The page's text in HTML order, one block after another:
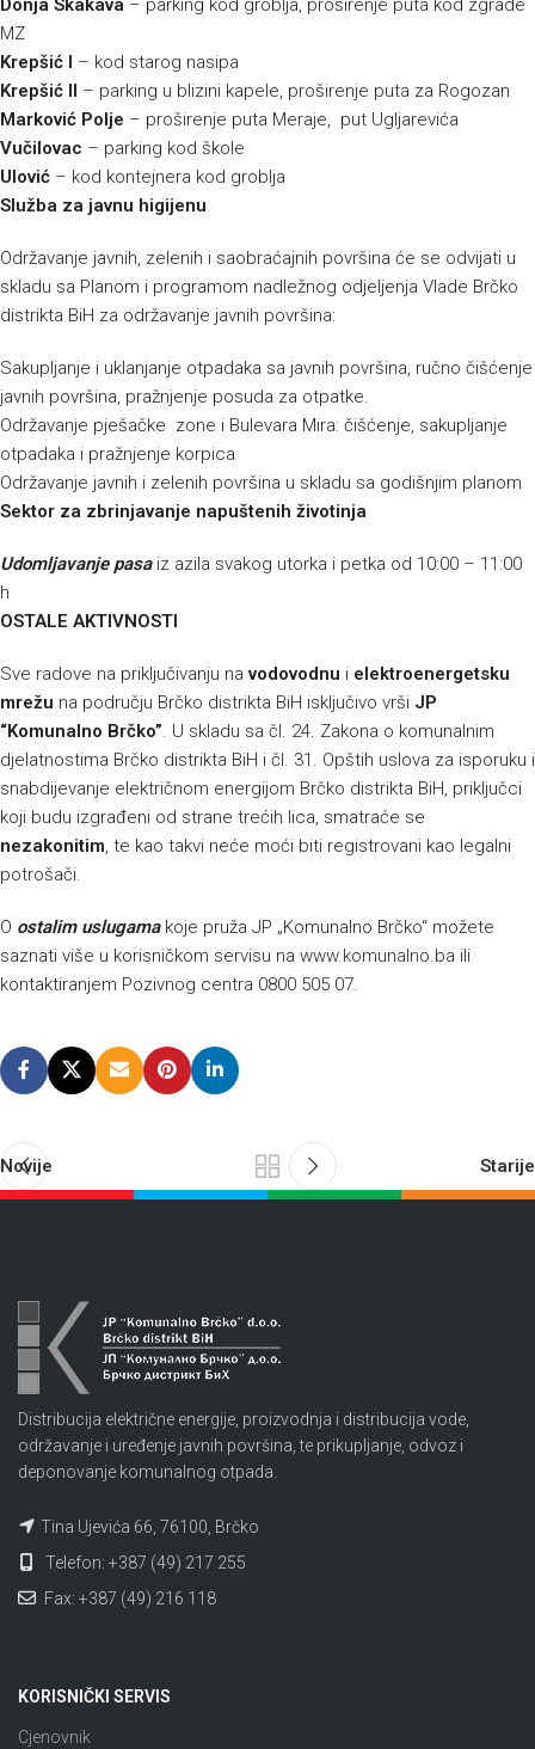
Donja Skakava – parking kod groblja, proširenje puta kod zgrade
MZ
Krepšić I
– kod starog nasipa
Krepšić II
– parking u blizini kapele, proširenje puta za Rogozan
Marković Polje – proširenje puta Meraje, put Ugljarevića
Vučilovac – parking kod škole
Ulović – kod kontejnera kod groblja
Služba za javnu higijenu
Održavanje javnih, zelenih i saobraćajnih površina će se odvijati u
skladu sa Planom i programom nadležnog odjeljenja Vlade Brčko
distrikta BiH za održavanje javnih površina:
Sakupljanje i uklanjanje otpadaka sa javnih površina, ručno čišćenje
javnih površina, pražnjenje posuda za otpatke.
Održavanje pješačke zone i Bulevara Mira: čišćenje, sakupljanje
otpadaka i pražnjenje korpica
Održavanje javnih i zelenih površina u skladu sa godišnjim planom
Sektor za zbrinjavanje napuštenih životinja
Udomljavanje pasaiz azila svakog utorka i petka od 10:00 – 11:00
h
OSTALE AKTIVNOSTI
Sve radove na priključivanju navodovodnu i elektroenergetsku
mrežu na području Brčko distrikta BiH isključivo vrši JP
“Komunalno Brčko”. U skladu sa čl. 24. Zakona o komunalnim
djelatnostima Brčko distrikta BiH i čl. 31. Opštih uslova za isporuku i
snabdijevanje električnom energijom Brčko distrikta BiH, priključci
koji budu izgrađeni od strane trećih lica, smatraće se
nezakonitim, te kao takvi neće moći biti registrovani kao legalni
potrošači.
O ostalim uslugamakoje pruža JP „Komunalno Brčko“ možete
saznati više u korisničkom servisu na www.komunalno.ba ili
kontaktiranjem Pozivnog centra 0800 505 07.
Novije Starije
Distribucija električne energije, proizvodnja i distribucija vode,
održavanje i uređenje javnih površina, te prikupljanje, odvoz i
deponovanje komunalnog otpada.
Tina Ujevića 66, 76100, Brčko
Telefon: +387 (49) 217 255
Fax: +387 (49) 216 118
KORISNIČKI SERVIS
Cjenovnik